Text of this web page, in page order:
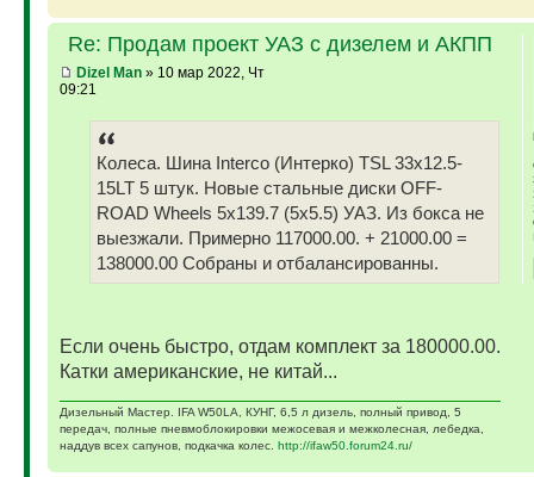
Re: Продам проект УАЗ с дизелем и АКПП
Dizel Man» 10 мар 2022, Чт
09:21
Колеса. Шина Interco (Интерко) TSL 33x12.5-
15LT 5 штук. Новые стальные диски OFF-
ROAD Wheels 5x139.7 (5x5.5) УАЗ. Из бокса не
выезжали. Примерно 117000.00. + 21000.00 =
138000.00 Собраны и отбалансированны.
Если очень быстро, отдам комплект за 180000.00.
Катки американские, не китай...
Дизельный Мастер. IFA W50LA, КУНГ, 6,5 л дизель, полный привод, 5
передач, полные пневмоблокировки межосевая и межколесная, лебедка,
наддув всех сапунов, подкачка колес. http://ifaw50.forum24.ru/